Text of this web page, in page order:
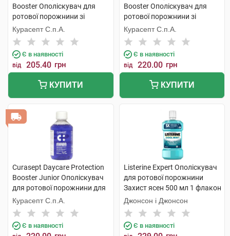
Booster Ополіскувач для
ротової порожнини зі
смаком морозної м'яти 500
мл 1 флакон
Курасепт С.п.А.
Є в наявності
від 205.40 грн
КУПИТИ
Booster Ополіскувач для
ротової порожнини зі
смаком трав'яного буму 250
мл 1 флакон
Курасепт С.п.А.
Є в наявності
від 220.00 грн
КУПИТИ
Curasept Daycare Protection
Booster Junior Ополіскувач
для ротової порожнини для
дітей від 7 до 12 років зі
смаком жувальної гумки
250 мл 1 флакон
Курасепт С.п.А.
Є в наявності
Listerine Expert Ополіскувач
для ротової порожнини
Захист ясен 500 мл 1 флакон
Джонсон і Джонсон
Є в наявності